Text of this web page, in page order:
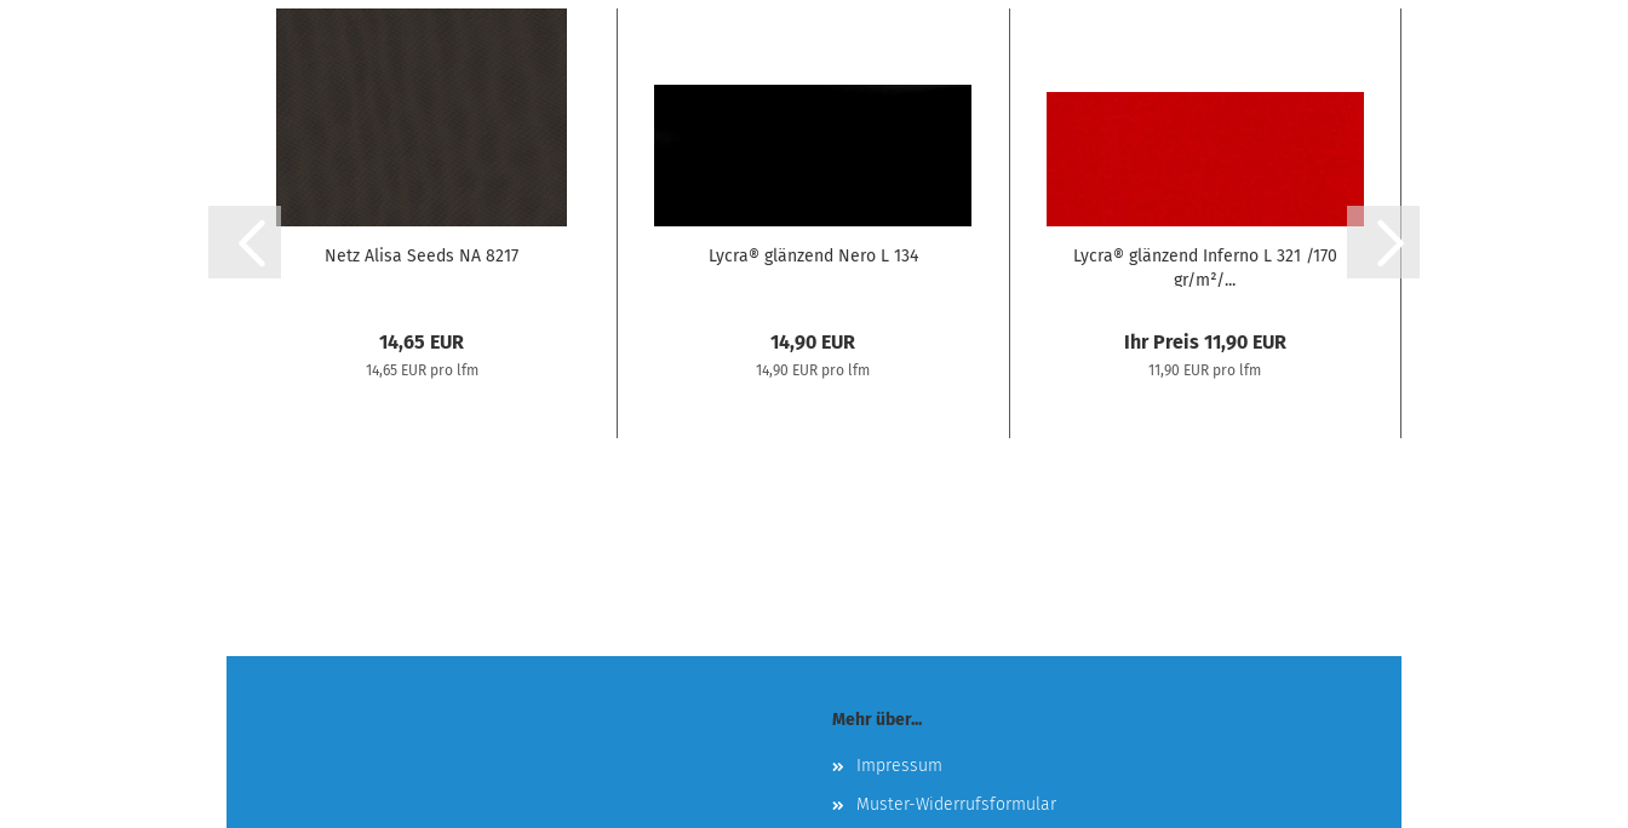
Netz Alisa Seeds NA 8217
14,65 EUR
14,65 EUR pro lfm
Lycra® glänzend Nero L 134
14,90 EUR
14,90 EUR pro lfm
Lycra® glänzend Inferno L 321 /170
gr/m²/...
Ihr Preis 11,90 EUR
11,90 EUR pro lfm
Mehr über...
Impressum
Muster-Widerrufsformular